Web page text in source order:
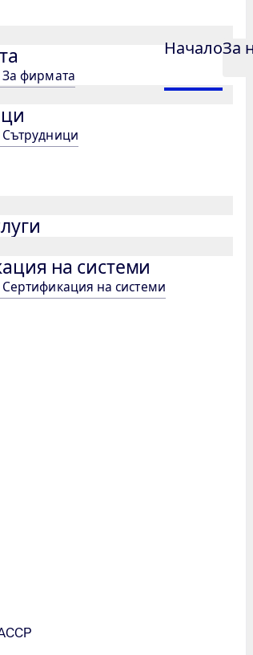
НачалоЗа
фирмата
на системи
на системи